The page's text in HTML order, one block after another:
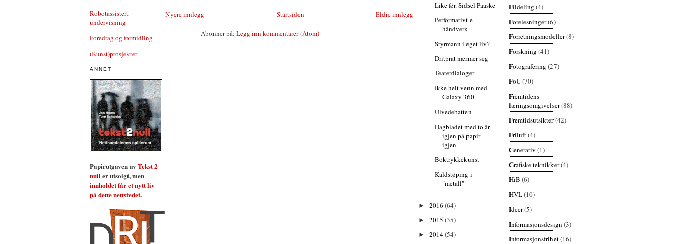
Robotassistert
undervisning
Foredrag og formidling
(Kunst)prosjekter
ANNET
Papirutgaven av Tekst 2
nuller utsolgt, men
innholdet får et nytt liv
på dette nettstedet.
Nyere innlegg Eldre innlegg
Startsiden
Abonner på: Legg inn kommentarer (Atom)
Like før. Sidsel Paaske
Performativt e-
håndverk
Styrmann i eget liv?
Dritprat nærmer seg
Teaterdialoger
Ikke helt venn med
Galaxy 360
Ulvedebatten
Dagbladet med to år
igjen på papir –
igjen
Boktrykkekunst
Kaldstøping i
"metall"
► 2016 (64)
► 2015 (35)
► 2014(54)
Fildeling (4)
Forelesninger(6)
Forretningsmodeller(8)
Forskning (41)
Fotografering (27)
FoU(70)
Fremtidens
læringsomgivelser(88)
Fremtidsutsikter(42)
Friluft(4)
Generativ (1)
Grafiske teknikker(4)
HiB (6)
HVL(10)
Ideer(5)
Informasjonsdesign (3)
Informasjonsfrihet(16)